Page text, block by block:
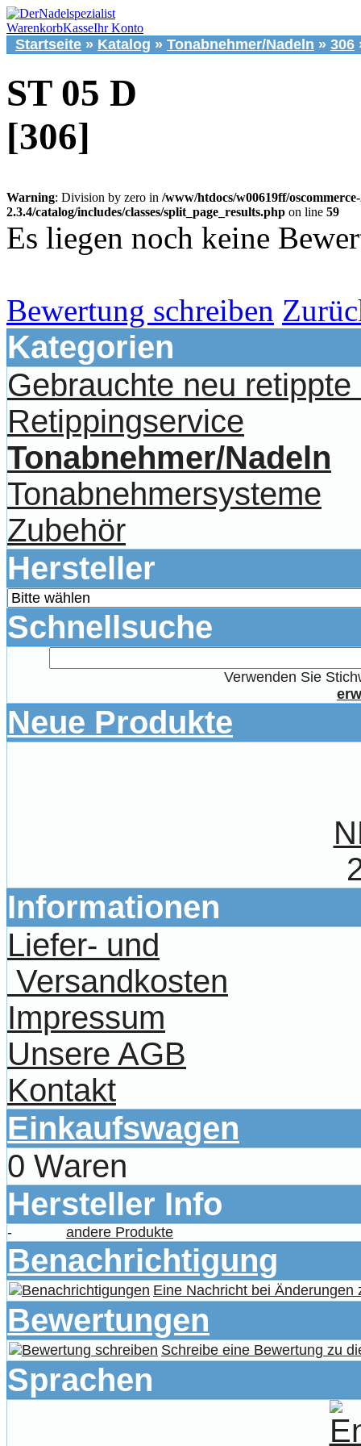
WarenkorbKasseIhr Konto
Startseite » Katalog » Tonabnehmer/Nadeln » 306
ST 05 D
[306]
Warning: Division by zero in /www/htdocs/w00619ff/
2.3.4/catalog/includes/classes/split_page_results.php on line 59
Es liegen noch keine
Bewertung schreiben
Kategorien
Gebrauchte neu
Retippingservice
Tonabnehmer/Nadeln
Tonabnehmersysteme
Zubehör
Hersteller
Schnellsuche
Verwenden Sie
Neue Produkte
Informationen
Liefer- und
Versandkosten
Impressum
Unsere AGB
Kontakt
Einkaufswagen
0 Waren
Hersteller Info
- andere Produkte
Benachrichtigung
Eine Nachricht bei Änderungen
Bewertungen
Schreibe eine Bewertung zu
Sprachen